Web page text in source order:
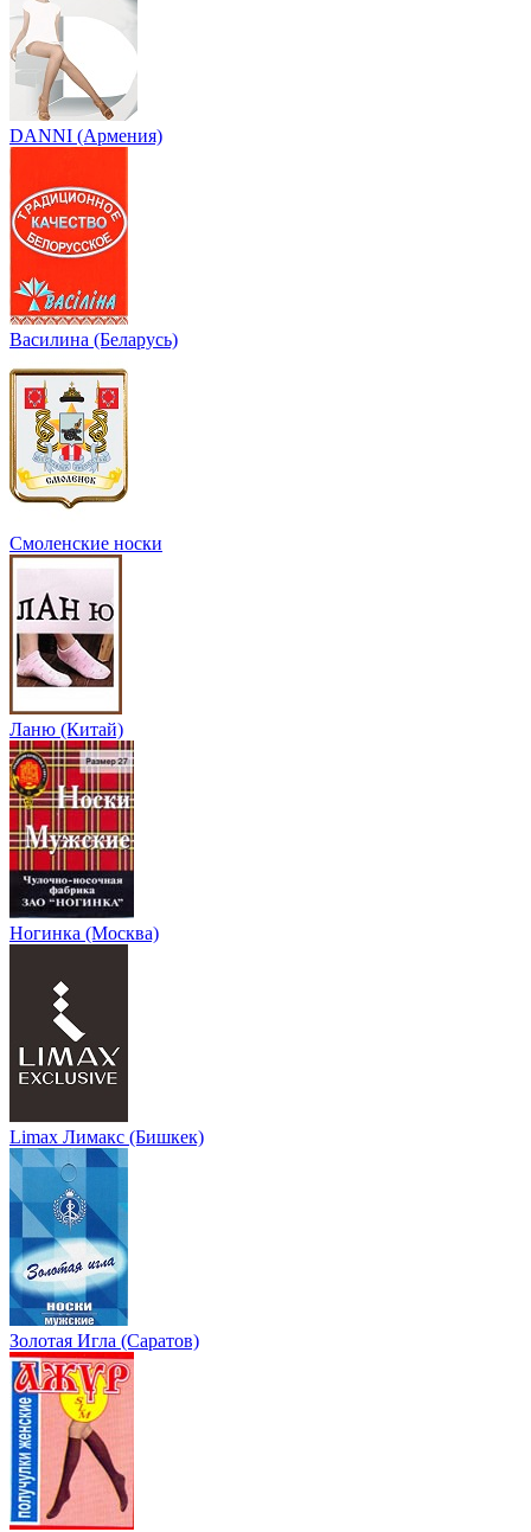
DANNI (Армения)
Василина (Беларусь)
Смоленские носки
Ланю (Китай)
Ногинка (Москва)
Limax Лимакс (Бишкек)
Золотая Игла (Саратов)